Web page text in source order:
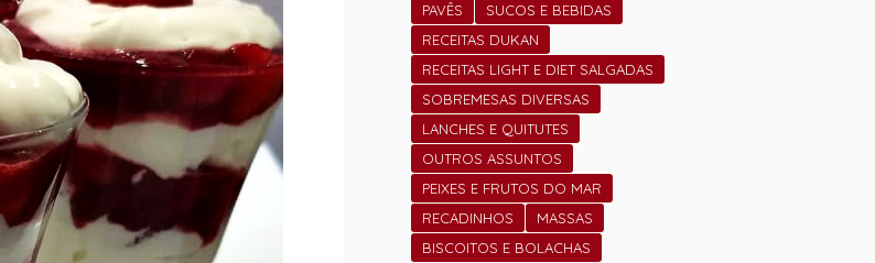
PAVÊS
SUCOS E BEBIDAS
RECEITAS DUKAN
RECEITAS LIGHT E DIET SALGADAS
SOBREMESAS DIVERSAS
LANCHES E QUITUTES
OUTROS ASSUNTOS
PEIXES E FRUTOS DO MAR
RECADINHOS
MASSAS
BISCOITOS E BOLACHAS